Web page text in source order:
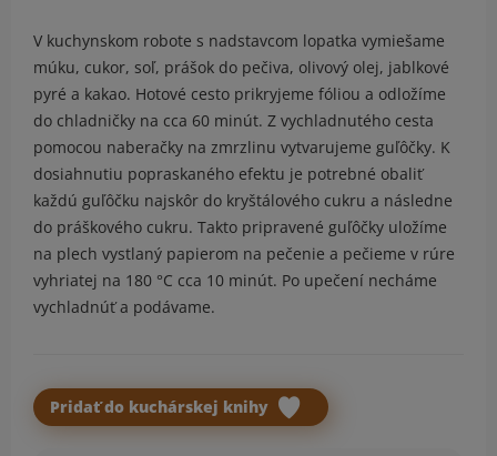
V kuchynskom robote s nadstavcom lopatka vymiešame
múku, cukor, soľ, prášok do pečiva, olivový olej, jablkové
pyré a kakao. Hotové cesto prikryjeme fóliou a odložíme
do chladničky na cca 60 minút. Z vychladnutého cesta
pomocou naberačky na zmrzlinu vytvarujeme guľôčky. K
dosiahnutiu popraskaného efektu je potrebné obaliť
každú guľôčku najskôr do kryštálového cukru a následne
do práškového cukru. Takto pripravené guľôčky uložíme
na plech vystlaný papierom na pečenie a pečieme v rúre
vyhriatej na 180 °C cca 10 minút. Po upečení necháme
vychladnúť a podávame.
Pridať do kuchárskej knihy